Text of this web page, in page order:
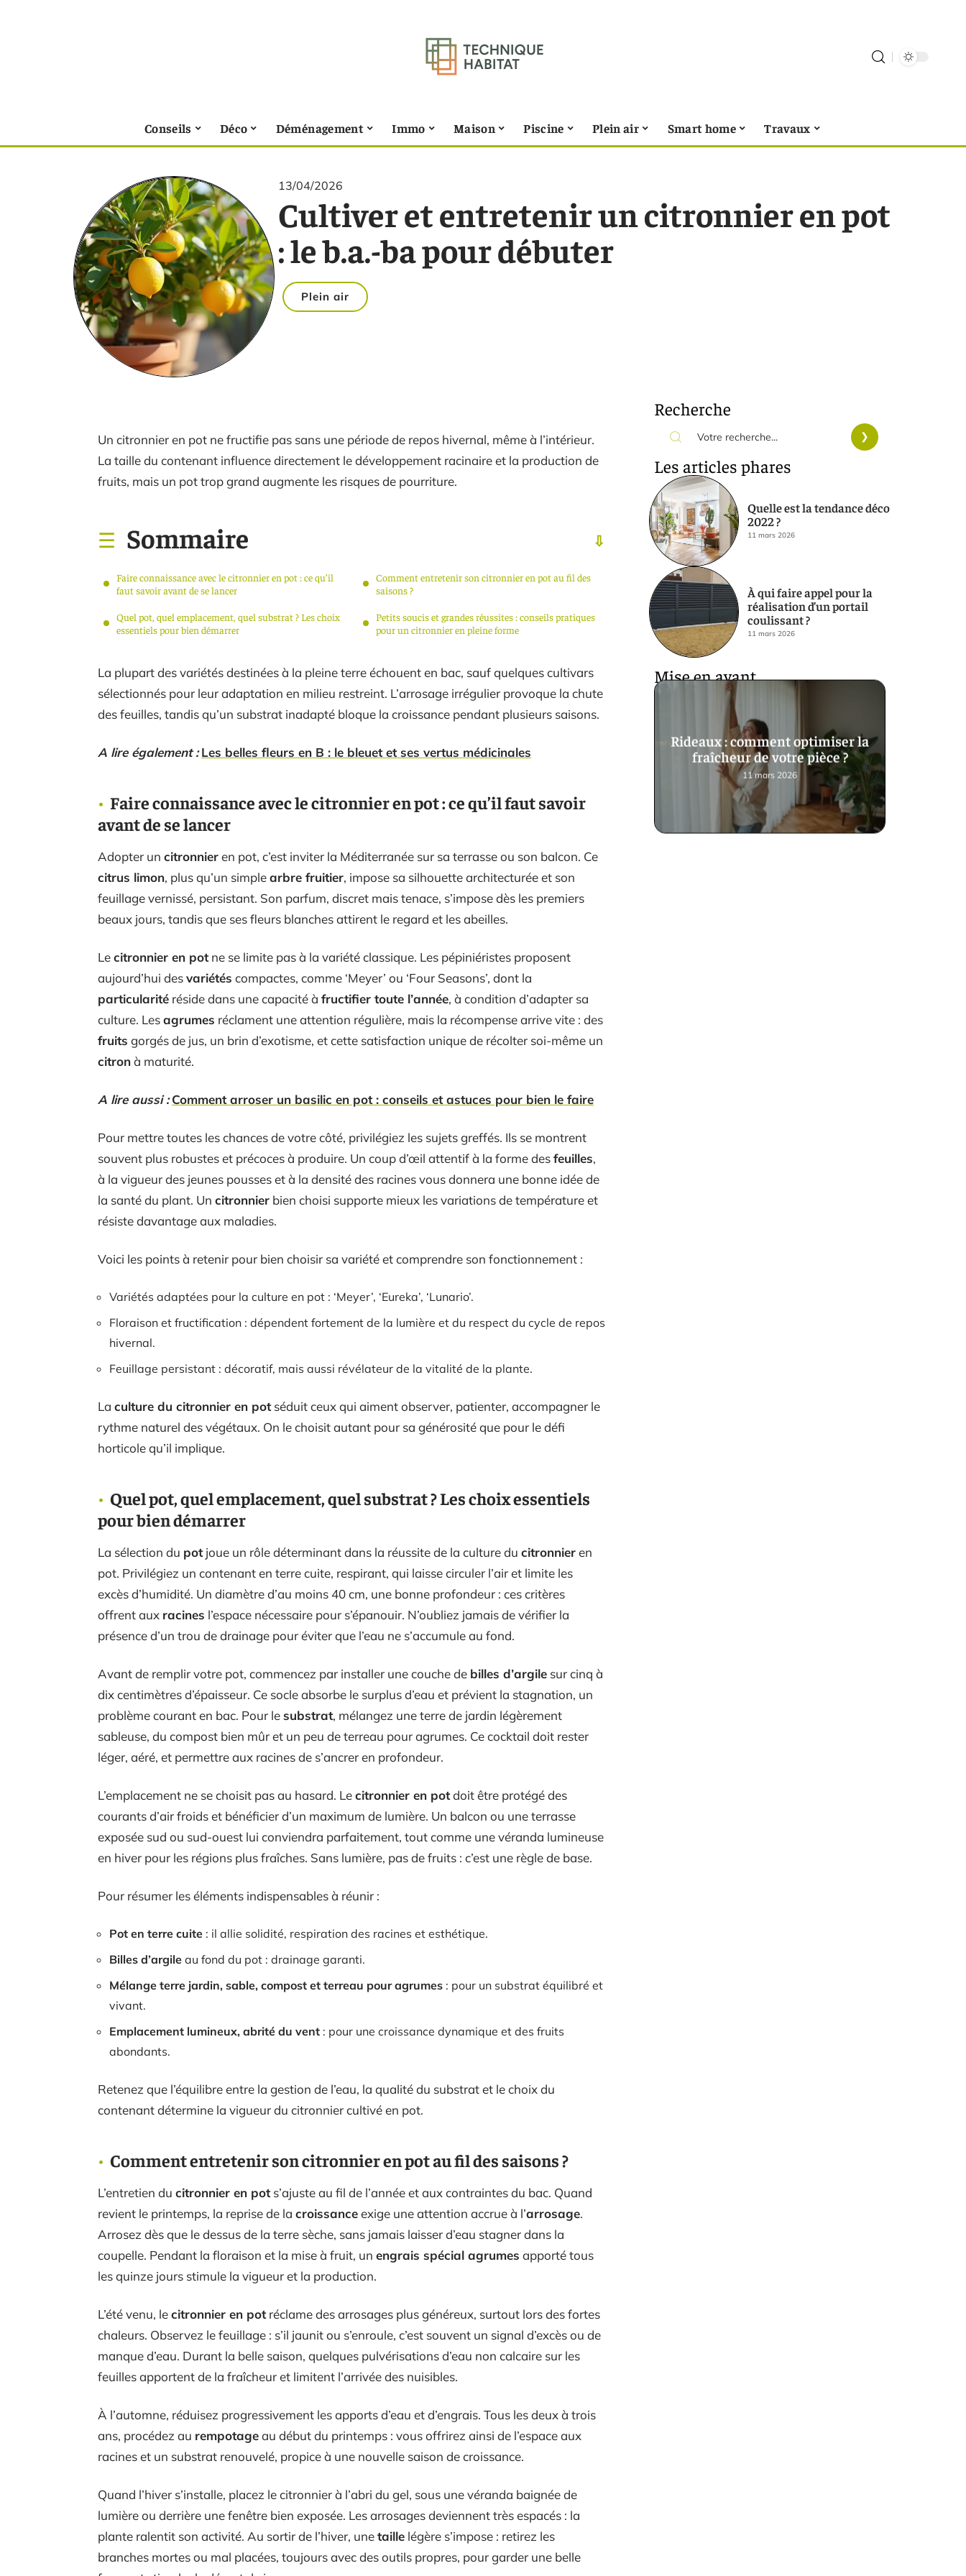
Conseils Déco Déménagement Immo Maison Piscine Plein air Smart home Travaux
13/04/2026
Cultiver et entretenir un citronnier en pot
: le b.a.-ba pour débuter
Plein air
Un citronnier en pot ne fructifie pas sans une période de repos hivernal, même à l’intérieur.
La taille du contenant influence directement le développement racinaire et la production de
fruits, mais un pot trop grand augmente les risques de pourriture.
Sommaire
Faire connaissance avec le citronnier en pot : ce qu’il
faut savoir avant de se lancer
Quel pot, quel emplacement, quel substrat ? Les choix
essentiels pour bien démarrer
Comment entretenir son citronnier en pot au fil des
saisons ?
Petits soucis et grandes réussites : conseils pratiques
pour un citronnier en pleine forme
La plupart des variétés destinées à la pleine terre échouent en bac, sauf quelques cultivars
sélectionnés pour leur adaptation en milieu restreint. L’arrosage irrégulier provoque la chute
des feuilles, tandis qu’un substrat inadapté bloque la croissance pendant plusieurs saisons.
A lire également : Les belles fleurs en B : le bleuet et ses vertus médicinales
Faire connaissance avec le citronnier en pot : ce qu’il faut savoir
avant de se lancer
Adopter un citronnieren pot, c’est inviter la Méditerranée sur sa terrasse ou son balcon. Ce
citrus limon, plus qu’un simplearbre fruitier, impose sa silhouette architecturée et son
feuillage vernissé, persistant. Son parfum, discret mais tenace, s’impose dès les premiers
beaux jours, tandis que ses fleurs blanches attirent le regard et les abeilles.
Lecitronnier en potne se limite pas à la variété classique. Les pépiniéristes proposent
aujourd’hui desvariétés compactes, comme ‘Meyer’ ou ‘Four Seasons’, dont la
particularité réside dans une capacité à fructifier toute l’année, à condition d’adapter sa
culture. Lesagrumes réclament une attention régulière, mais la récompense arrive vite : des
fruits gorgés de jus, un brin d’exotisme, et cette satisfaction unique de récolter soi-même un
citronà maturité.
A lire aussi : Comment arroser un basilic en pot : conseils et astuces pour bien le faire
Pour mettre toutes les chances de votre côté, privilégiez les sujets greffés. Ils se montrent
souvent plus robustes et précoces à produire. Un coup d’œil attentif à la forme desfeuilles,
à la vigueur des jeunes pousses et à la densité des racines vous donnera une bonne idée de
la santé du plant. Un citronnier bien choisi supporte mieux les variations de température et
résiste davantage aux maladies.
Voici les points à retenir pour bien choisir sa variété et comprendre son fonctionnement :
Variétés adaptées pour la culture en pot : ‘Meyer’, ‘Eureka’, ‘Lunario’.
Floraison et fructification : dépendent fortement de la lumière et du respect du cycle de repos
hivernal.
Feuillage persistant : décoratif, mais aussi révélateur de la vitalité de la plante.
La culture du citronnier en potséduit ceux qui aiment observer, patienter, accompagner le
rythme naturel des végétaux. On le choisit autant pour sa générosité que pour le défi
horticole qu’il implique.
Quel pot, quel emplacement, quel substrat ? Les choix essentiels
pour bien démarrer
La sélection du potjoue un rôle déterminant dans la réussite de la culture du citronnieren
pot. Privilégiez un contenant en terre cuite, respirant, qui laisse circuler l’air et limite les
excès d’humidité. Un diamètre d’au moins 40 cm, une bonne profondeur : ces critères
offrent aux racines l’espace nécessaire pour s’épanouir. N’oubliez jamais de vérifier la
présence d’un trou de drainage pour éviter que l’eau ne s’accumule au fond.
Avant de remplir votre pot, commencez par installer une couche de billes d’argile sur cinq à
dix centimètres d’épaisseur. Ce socle absorbe le surplus d’eau et prévient la stagnation, un
problème courant en bac. Pour lesubstrat, mélangez une terre de jardin légèrement
sableuse, du compost bien mûr et un peu de terreau pour agrumes. Ce cocktail doit rester
léger, aéré, et permettre aux racines de s’ancrer en profondeur.
L’emplacement ne se choisit pas au hasard. Lecitronnier en potdoit être protégé des
courants d’air froids et bénéficier d’un maximum de lumière. Un balcon ou une terrasse
exposée sud ou sud-ouest lui conviendra parfaitement, tout comme une véranda lumineuse
en hiver pour les régions plus fraîches. Sans lumière, pas de fruits : c’est une règle de base.
Pour résumer les éléments indispensables à réunir :
Pot en terre cuite : il allie solidité, respiration des racines et esthétique.
Billes d’argile au fond du pot : drainage garanti.
Mélange terre jardin, sable, compost et terreau pour agrumes : pour un substrat équilibré et
vivant.
Emplacement lumineux, abrité du vent : pour une croissance dynamique et des fruits
abondants.
Retenez que l’équilibre entre la gestion de l’eau, la qualité du substrat et le choix du
contenant détermine la vigueur du citronnier cultivé en pot.
Comment entretenir son citronnier en pot au fil des saisons ?
L’entretien du citronnier en pots’ajuste au fil de l’année et aux contraintes du bac. Quand
revient le printemps, la reprise de la croissanceexige une attention accrue à l’arrosage.
Arrosez dès que le dessus de la terre sèche, sans jamais laisser d’eau stagner dans la
coupelle. Pendant la floraison et la mise à fruit, un engrais spécial agrumes apporté tous
les quinze jours stimule la vigueur et la production.
L’été venu, lecitronnier en potréclame des arrosages plus généreux, surtout lors des fortes
chaleurs. Observez le feuillage : s’il jaunit ou s’enroule, c’est souvent un signal d’excès ou de
manque d’eau. Durant la belle saison, quelques pulvérisations d’eau non calcaire sur les
feuilles apportent de la fraîcheur et limitent l’arrivée des nuisibles.
À l’automne, réduisez progressivement les apports d’eau et d’engrais. Tous les deux à trois
ans, procédez au rempotageau début du printemps : vous offrirez ainsi de l’espace aux
racines et un substrat renouvelé, propice à une nouvelle saison de croissance.
Quand l’hiver s’installe, placez le citronnier à l’abri du gel, sous une véranda baignée de
lumière ou derrière une fenêtre bien exposée. Les arrosages deviennent très espacés : la
plante ralentit son activité. Au sortir de l’hiver, unetaille légère s’impose : retirez les
branches mortes ou mal placées, toujours avec des outils propres, pour garder une belle
Recherche
Les articles phares
Quelle est la tendance déco
2022 ?
11 mars 2026
À qui faire appel pour la
réalisation d’un portail
coulissant ?
11 mars 2026
Mise en avant
Rideaux : comment optimiser la
fraîcheur de votre pièce ?
11 mars 2026